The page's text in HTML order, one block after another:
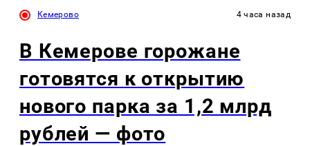
Кемерово 4 часа назад
В Кемерове горожане
готовятся к открытию
нового парка за 1,2 млрд
рублей — фото